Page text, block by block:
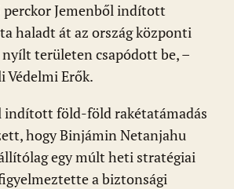
perckor Jemenből indított
haladt át az ország központi
területen csapódott be, –
Védelmi Erők.
indított föld-föld rakétatámadás
hogy Binjámin Netanjahu
egy múlt heti stratégiai
a biztonsági